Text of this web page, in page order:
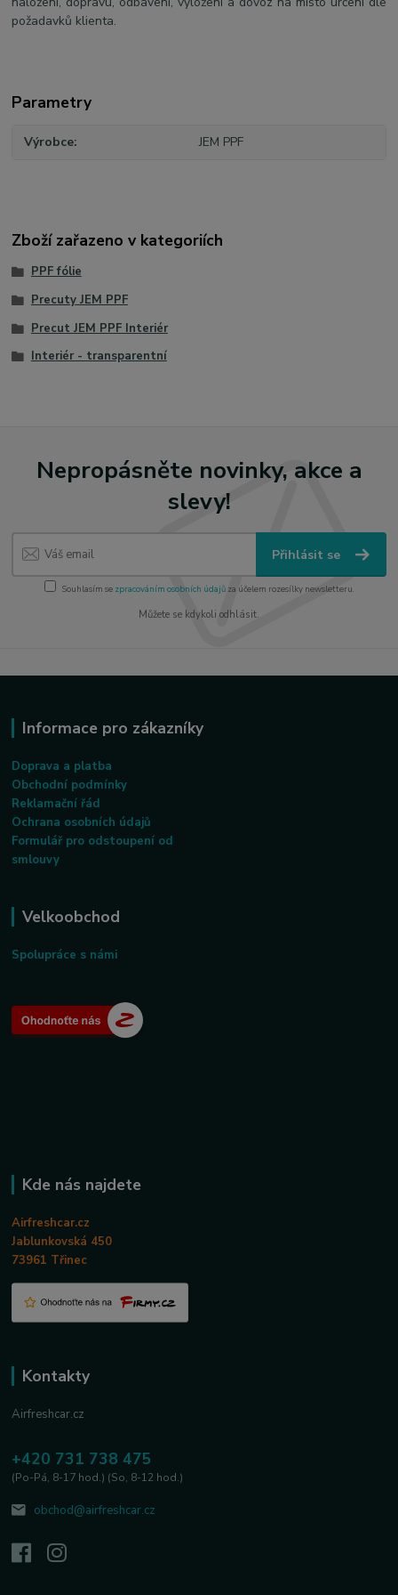
požadavků klienta.
Parametry
Výrobce JEM PPF
Zboží zařazeno v kategoriích
PPF fólie
Precuty JEM PPF
Precut JEM PPF Interiér
Interiér - transparentní
Nepropásněte novinky, akce a
slevy!
Přihlásit se
Souhlasím se zpracováním osobních údajůza účelem rozesílky newsletteru.
Můžete se kdykoli odhlásit.
Informace pro zákazníky
Doprava a platba
Obchodní podmínky
Reklamační řád
Ochrana osobních údajů
Formulář pro odstoupení od
smlouvy
Velkoobchod
Spolupráce s námi
Kde nás najdete
Airfreshcar.cz
Jablunkovská 450
73961 Třinec
Kontakty
Airfreshcar.cz
+420 731 738 475
(Po-Pá, 8-17 hod.) (So, 8-12 hod.)
obchod@airfreshcar.cz